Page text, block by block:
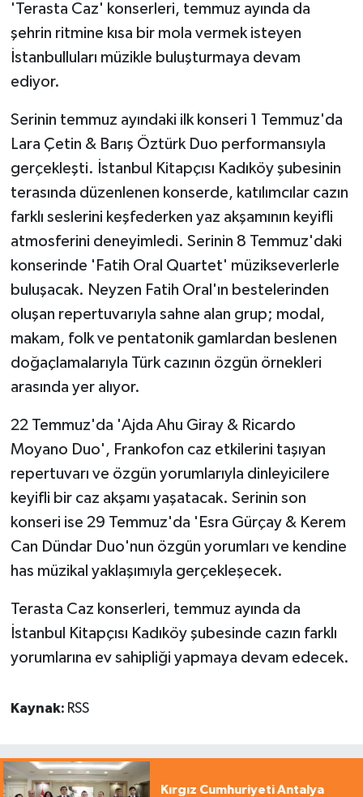
'Terasta Caz' konserleri, temmuz ayında da
şehrin ritmine kısa bir mola vermek isteyen
İstanbulluları müzikle buluşturmaya devam
ediyor.
Serinin temmuz ayındaki ilk konseri 1 Temmuz'da
Lara Çetin & Barış Öztürk Duo performansıyla
gerçekleşti. İstanbul Kitapçısı Kadıköy şubesinin
terasında düzenlenen konserde, katılımcılar cazın
farklı seslerini keşfederken yaz akşamının keyifli
atmosferini deneyimledi. Serinin 8 Temmuz'daki
konserinde 'Fatih Oral Quartet' müzikseverlerle
buluşacak. Neyzen Fatih Oral'ın bestelerinden
oluşan repertuvarıyla sahne alan grup; modal,
makam, folk ve pentatonik gamlardan beslenen
doğaçlamalarıyla Türk cazının özgün örnekleri
arasında yer alıyor.
22 Temmuz'da 'Ajda Ahu Giray & Ricardo
Moyano Duo', Frankofon caz etkilerini taşıyan
repertuvarı ve özgün yorumlarıyla dinleyicilere
keyifli bir caz akşamı yaşatacak. Serinin son
konseri ise 29 Temmuz'da 'Esra Gürçay & Kerem
Can Dündar Duo'nun özgün yorumları ve kendine
has müzikal yaklaşımıyla gerçekleşecek.
Terasta Caz konserleri, temmuz ayında da
İstanbul Kitapçısı Kadıköy şubesinde cazın farklı
yorumlarına ev sahipliği yapmaya devam edecek.
Kaynak: RSS
Kırgız Cumhuriyeti Antalya